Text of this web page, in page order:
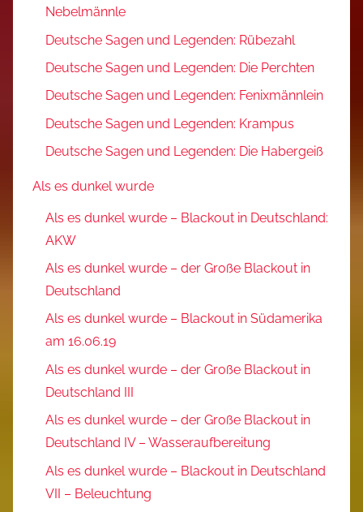
Nebelmännle
Deutsche Sagen und Legenden: Rübezahl
Deutsche Sagen und Legenden: Die Perchten
Deutsche Sagen und Legenden: Fenixmännlein
Deutsche Sagen und Legenden: Krampus
Deutsche Sagen und Legenden: Die Habergeiß
Als es dunkel wurde
Als es dunkel wurde – Blackout in Deutschland:
AKW
Als es dunkel wurde – der Große Blackout in
Deutschland
Als es dunkel wurde – Blackout in Südamerika
am 16.06.19
Als es dunkel wurde – der Große Blackout in
Deutschland III
Als es dunkel wurde – der Große Blackout in
Deutschland IV – Wasseraufbereitung
Als es dunkel wurde – Blackout in Deutschland
VII – Beleuchtung